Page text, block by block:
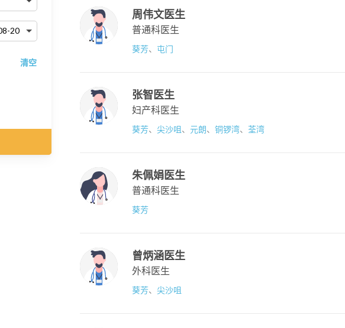
清空
周伟文医生
普通科医生
葵芳、 屯门
张智医生
妇产科医生
葵芳、 尖沙咀、 元朗、 铜锣湾、 荃湾
朱佩娟医生
普通科医生
葵芳
曾炳涵医生
外科医生
葵芳、 尖沙咀